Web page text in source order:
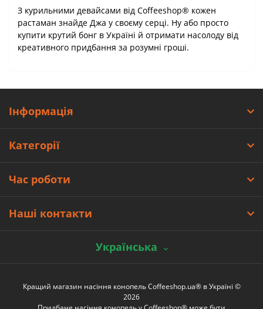
З курильними девайсами від Coffeeshop® кожен
растаман знайде Джа у своєму серці. Ну або просто
купити крутий бонг в Україні й отримати насолоду від
креативного придбання за розумні гроші.
Інформація
Категорії
Час роботи
Наші контакти
Українська
Кращий магазин насіння конопель Coffeeshop.ua® в Україні ©
2026